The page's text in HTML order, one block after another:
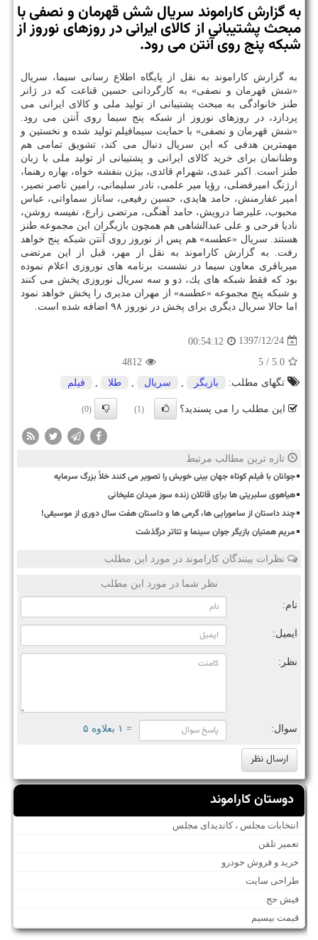
به گزارش كاراموند سریال شش قهرمان و نصفی با
مبحث پشتیبانی از كالای ایرانی در روزهای نوروز از
شبكه پنج روی آنتن می رود.
به گزارش كاراموند به نقل از پایگاه اطلاع رسانی سیما، سریال
«شش قهرمان و نصفی» به كارگردانی حسین قناعت كه در ژانر
طنز خانوادگی به مبحث پشتیبانی از تولید ملی و كالای ایرانی می
پردازد، در روزهای نوروز از شبكه پنج سیما روی آنتن می رود.
«شش قهرمان و نصفی» با حمایت سیمافیلم تولید شده و نخستین و
مهمترین هدفی كه این سریال دنبال می كند، تشویق تمامی هم
وطنانمان برای خرید كالای ایرانی و پشتیبانی از تولید ملی با زبان
طنز است. اكبر عبدی، شهرام قائدی، بیژن بنفشه خواه، بهاره رهنما،
ارژنگ امیرفضلی، رؤیا میر علمی، نادر سلیمانی، رامین ناصر نصیر،
امیر غفارمنش، حامد هایدی، حسین رفیعی، ساناز سماواتی، عباس
محبوب، علیرضا درویش، حامد آهنگی، مرتضی زارع، نفیسه روشن،
نادیا فرحی و علی عبدالشاهی هم همچون بازیگران این مجموعه طنز
هستند. سریال «عطسه» هم پس از نوروز روی آنتن شبكه پنج خواهد
رفت. به گزارش كاراموند به نقل از مهر، قبل از این مرتضی
میرباقری معاون سیما در نشست برنامه های نوروزی اعلام نموده
بود كه فقط شبكه های یك، دو و سه سریال نوروزی پخش می كنند
و شبكه پنج مجموعه «عطسه» از مهران مدیری را پخش خواهد نمود
اما حالا سریال دیگری برای پخش در نوروز ۹۸ اضافه شده است.
1397/12/24
00:54:12
5.0
/ 5
4812
تگهای مطلب:
بازیگر , سریال , طلا , فیلم
این مطلب را می پسندید؟ (1)
(0)
تازه ترین مطالب مرتبط
جوانان با فیلم کوتاه جهان بینی خویش را تصویر می کنند خلأ بزرگ سرمایه
هیاهوی سلبریتی ها برای قاتلان زنده سوز میدان علیخانی
چند داستان از سامورایی ها، گرمی ها و داستان هفت سال دوری از موسیقی!
مریم همتیان بازیگر جوان سینما و تئاتر درگذشت
نظرات بینندگان کاراموند در مورد این مطلب
نظر شما در مورد این مطلب
نام:
ایمیل:
نظر:
سوال: = ۱ بعلاوه ۵
دوستان کاراموند
انتخابات مجلس ، کاندیدای مجلس
تعمیر تلفن
خرید و فروش خودرو
طراحی سایت
فیش حج
قیمت بیسیم